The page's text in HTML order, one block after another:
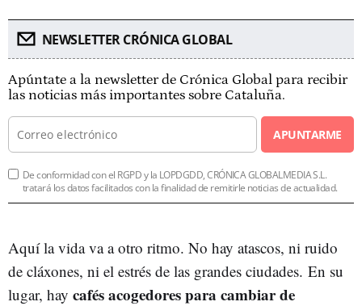
NEWSLETTER CRÓNICA GLOBAL
Apúntate a la newsletter de Crónica Global para recibir
las noticias más importantes sobre Cataluña.
APUNTARME
De conformidad con el RGPD y la LOPDGDD, CRÓNICA GLOBALMEDIA S.L.
tratará los datos facilitados con la finalidad de remitirle noticias de actualidad.
Aquí la vida va a otro ritmo. No hay atascos, ni ruido
de cláxones, ni el estrés de las grandes ciudades. En su
lugar, hay cafés acogedores para cambiar de